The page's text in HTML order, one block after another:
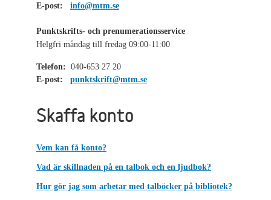
E-post:
info@mtm.se
Punktskrifts- och prenumerationsservice
Helgfri måndag till fredag 09:00-11:00
Telefon: 040-653 27 20
E-post:
punktskrift@mtm.se
Skaffa konto
Vem kan få konto?
Vad är skillnaden på en talbok och en ljudbok?
Hur gör jag som arbetar med talböcker på bibliotek?